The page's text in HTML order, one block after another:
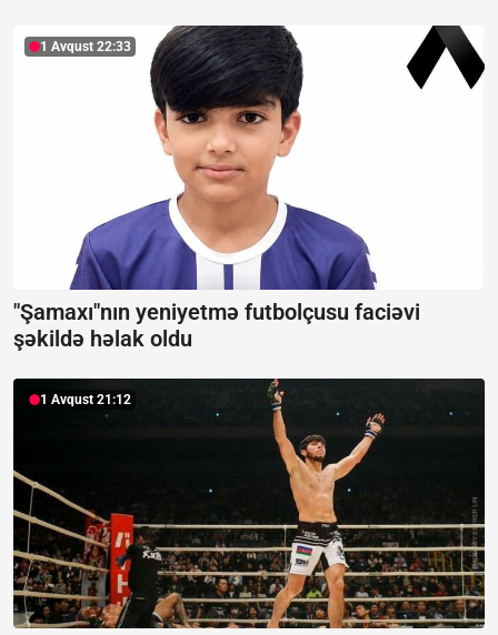
1 Avqust 22:33
"Şamaxı"nın yeniyetmə futbolçusu faciəvi
şəkildə həlak oldu
1 Avqust 21:12